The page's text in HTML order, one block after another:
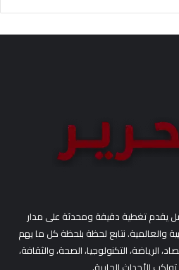
يقدم تغطية دقيقة ومحدثة على مدار
والعالمية. نتابع لحظة بلحظة كل ما يهم
الرياضة، التكنولوجيا، الصحة، والثقافة،